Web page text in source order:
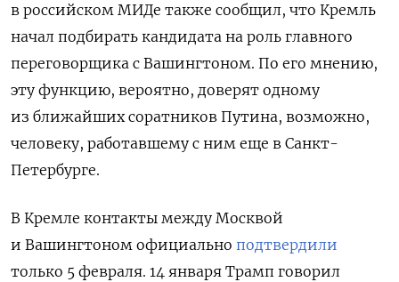
в российском МИДе также сообщил, что Кремль
начал подбирать кандидата на роль главного
переговорщика с Вашингтоном. По его мнению,
эту функцию, вероятно, доверят одному
из ближайших соратников Путина, возможно,
человеку, работавшему с ним еще в Санкт-
Петербурге.
В Кремле контакты между Москвой
и Вашингтоном официально подтвердили
только 5 февраля. 14 января Трамп говорил